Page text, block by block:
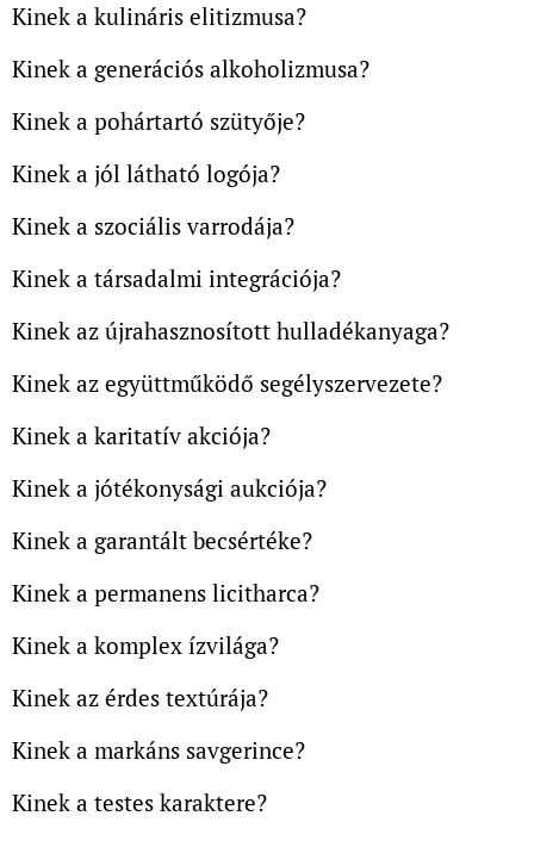
Kinek a kulináris elitizmusa?
Kinek a generációs alkoholizmusa?
Kinek a pohártartó szütyője?
Kinek a jól látható logója?
Kinek a szociális varrodája?
Kinek a társadalmi integrációja?
Kinek az újrahasznosított hulladékanyaga?
Kinek az együttműködő segélyszervezete?
Kinek a karitatív akciója?
Kinek a jótékonysági aukciója?
Kinek a garantált becsértéke?
Kinek a permanens licitharca?
Kinek a komplex ízvilága?
Kinek az érdes textúrája?
Kinek a markáns savgerince?
Kinek a testes karaktere?